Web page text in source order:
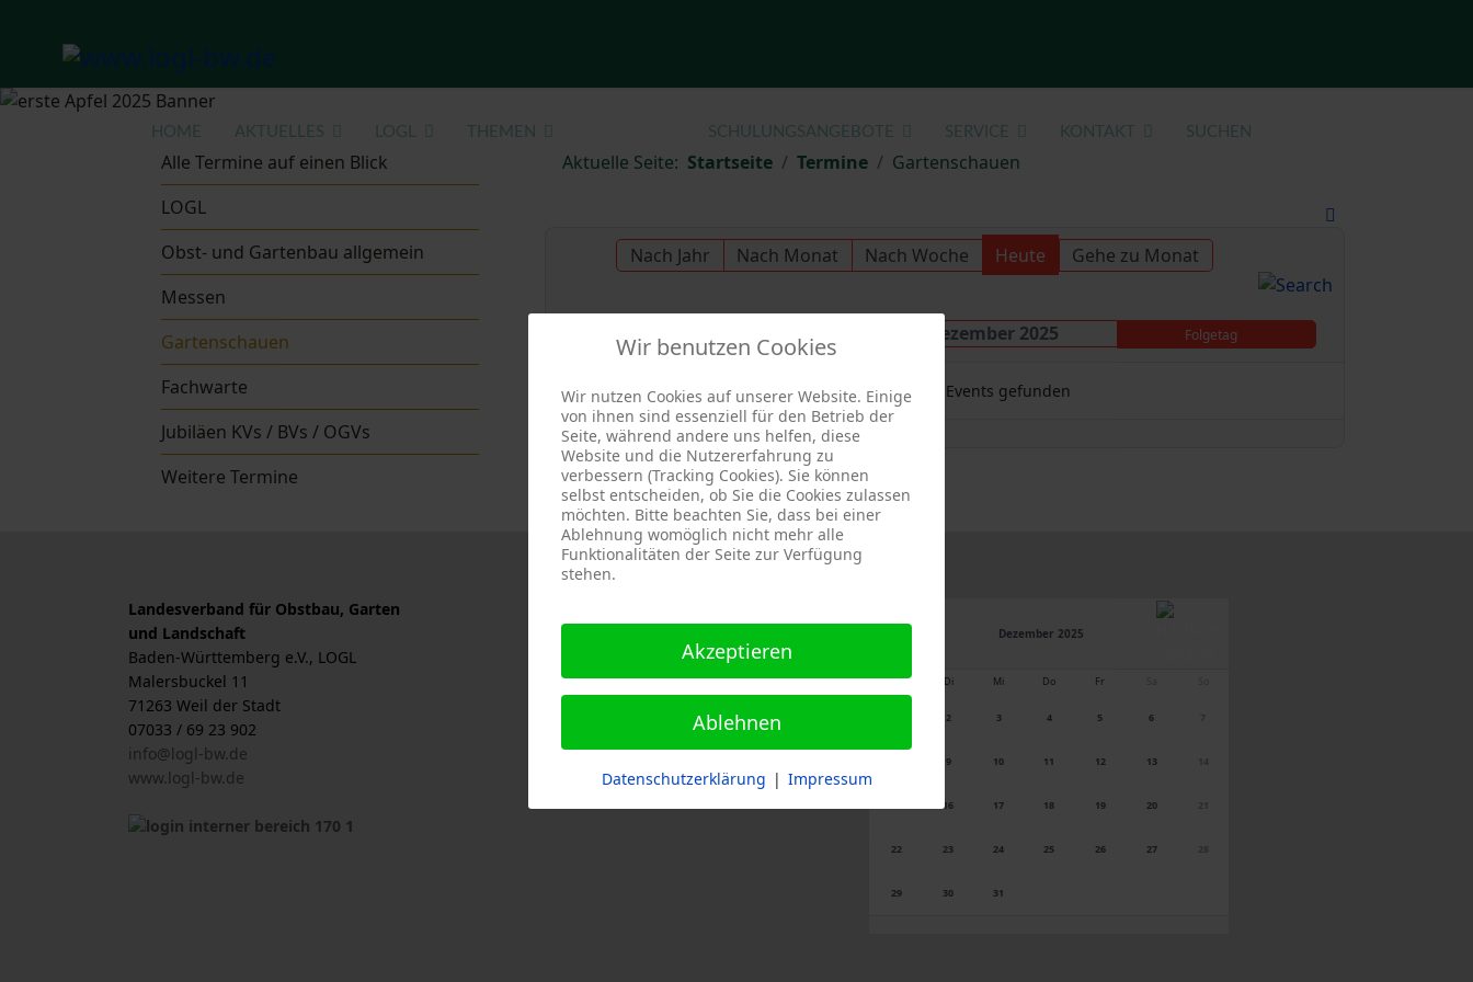
HOME AKTUELLES LOGL THEMEN SCHULUNGSANGEBOTE SERVICE KONTAKT SUCHEN
Alle Termine auf einen Blick
LOGL
Obst- und Gartenbau allgemein
Messen
Gartenschauen
Fachwarte
Jubiläen KVs / BVs / OGVs
Weitere Termine
Aktuelle Seite: Startseite Termine Gartenschauen
Nach Jahr Nach Monat Nach Woche Heute Gehe zu Monat
Vorheriger Tag Mittwoch, 17. Dezember 2025 Folgetag
Es wurden keine Events gefunden
Landesverband für Obstbau, Garten
und Landschaft
Baden-Württemberg e.V., LOGL
Malersbuckel 11
71263 Weil der Stadt
07033 / 69 23 902
info@logl-bw.de
www.logl-bw.de
Dezember 2025
Mo Di Mi Do Fr
2 3 4 5 6 7
9 10 11 12 13 14
16 17 18 19 20 21
22 23 24 25 26 27 28
29 30 31
Wir benutzen Cookies
Wir nutzen Cookies auf unserer Website. Einige
von ihnen sind essenziell für den Betrieb der
Seite, während andere uns helfen, diese
Website und die Nutzererfahrung zu
verbessern (Tracking Cookies). Sie können
selbst entscheiden, ob Sie die Cookies zulassen
möchten. Bitte beachten Sie, dass bei einer
Ablehnung womöglich nicht mehr alle
Funktionalitäten der Seite zur Verfügung
stehen.
Akzeptieren
Ablehnen
Datenschutzerklärung | Impressum